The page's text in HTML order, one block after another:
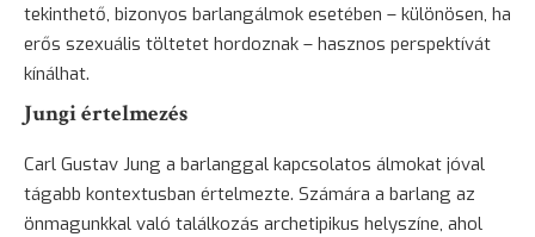
tekinthető, bizonyos barlangálmok esetében – különösen, ha
erős szexuális töltetet hordoznak – hasznos perspektívát
kínálhat.
Jungi értelmezés
Carl Gustav Jung a barlanggal kapcsolatos álmokat jóval
tágabb kontextusban értelmezte. Számára a barlang az
önmagunkkal való találkozás archetipikus helyszíne, ahol